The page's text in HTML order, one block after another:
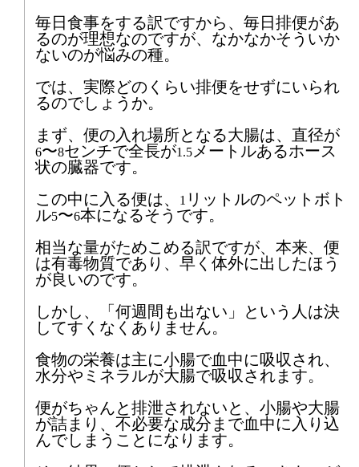
1
2 3 4 5 6 7
8 9 10 11 12 13 14
15 16 17 18 19 20 21
22 23 24 25 26 27 28
29 30
2026年5月
2 6 7
8 9 10 11 12 13 14
15 16 17 18 19 20 21
29 30 31
2026年6月
毎日食事をする訳ですから、毎日排便があ
るのが理想なのですが、なかなかそういか
ないのが悩みの種。
では、実際どのくらい排便をせずにいられ
るのでしょうか。
まず、便の入れ場所となる大腸は、直径が
6〜8センチで全長が1.5メートルあるホース
状の臓器です。
この中に入る便は、
1 リットルのペットボト
ル5〜6本になるそうです。
相当な量がためこめる訳ですが、本来、便
は有毒物質であり、早く体外に出したほう
が良いのです。
しかし、「何週間も出ない」という人は決
してすくなくありません。
食物の栄養は主に小腸で血中に吸収され、
水分やミネラルが大腸で吸収されます。
便がちゃんと排泄されないと、小腸や大腸
が詰まり、不必要な成分まで血中に入り込
んでしまうことになります。